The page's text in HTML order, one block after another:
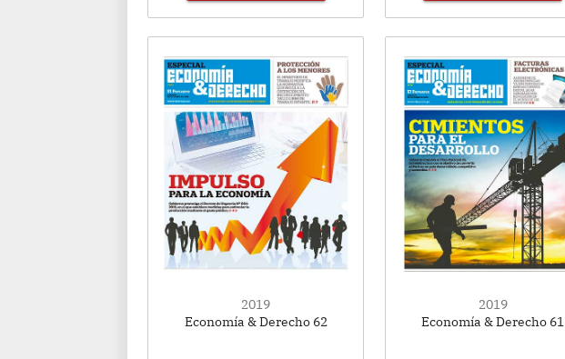
2019
Economía & Derecho 62
2019
Economía & Derecho 61